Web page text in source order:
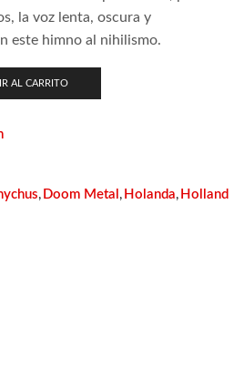
la voz lenta, oscura y
este himno al nihilismo.
AL CARRITO
, Doom Metal , Holanda, Holland